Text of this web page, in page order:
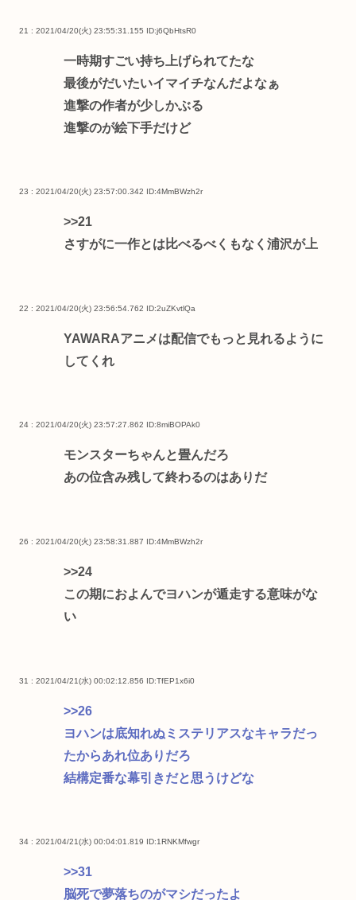
21 : 2021/04/20(火) 23:55:31.155 ID:j6QbHtsR0
一時期すごい持ち上げられてたな
最後がだいたいイマイチなんだよなぁ
進撃の作者が少しかぶる
進撃のが絵下手だけど
23 : 2021/04/20(火) 23:57:00.342 ID:4MmBWzh2r
>>21
さすがに一作とは比べるべくもなく浦沢が上
22 : 2021/04/20(火) 23:56:54.762 ID:2uZKvtlQa
YAWARAアニメは配信でもっと見れるように
してくれ
24 : 2021/04/20(火) 23:57:27.862 ID:8miBOPAk0
モンスターちゃんと畳んだろ
あの位含み残して終わるのはありだ
26 : 2021/04/20(火) 23:58:31.887 ID:4MmBWzh2r
>>24
この期におよんでヨハンが遁走する意味がな
い
31 : 2021/04/21(水) 00:02:12.856 ID:TfEP1x6i0
>>26
ヨハンは底知れぬミステリアスなキャラだっ
たからあれ位ありだろ
結構定番な幕引きだと思うけどな
34 : 2021/04/21(水) 00:04:01.819 ID:1RNKMfwgr
>>31
脳死で夢落ちのがマシだったよ